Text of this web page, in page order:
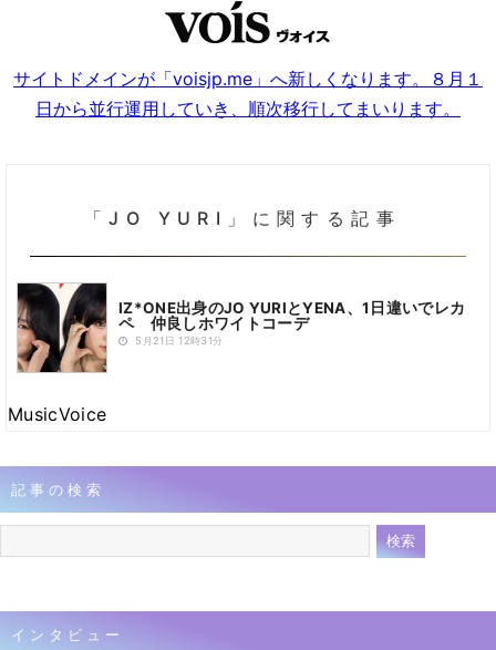
サイトドメインが「voisjp.me」へ新しくなります。８月１
日から並行運用していき、順次移行してまいります。
「JO YURI」に関する記事
IZ*ONE出身のJO YURIとYENA、1日違いでレカ
ペ 仲良しホワイトコーデ
5月21日 12時31分
MusicVoice
記事の検索
インタビュー